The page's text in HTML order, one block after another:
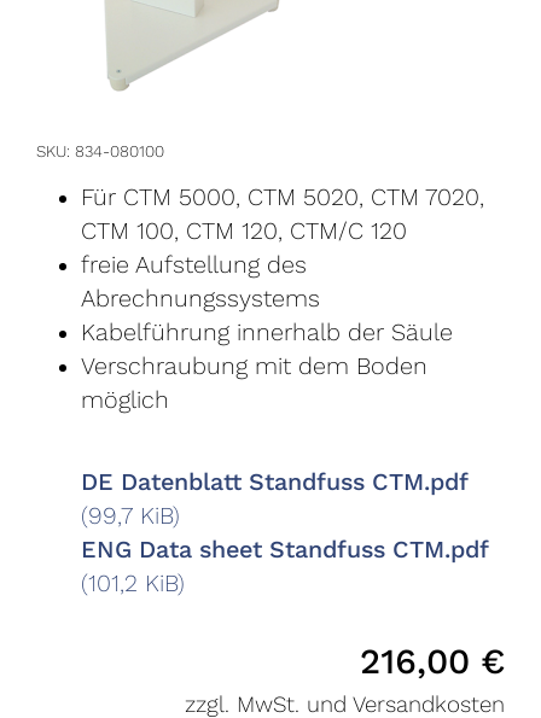
SKU 834-080100
Für CTM 5000, CTM 5020, CTM 7020,
CTM 100, CTM 120, CTM/C 120
freie Aufstellung des
Abrechnungssystems
Kabelführung innerhalb der Säule
Verschraubung mit dem Boden
möglich
DE Datenblatt Standfuss CTM.pdf
(99,7 KiB)
ENG Data sheet Standfuss CTM.pdf
(101,2 KiB)
216,00 €
zzgl. MwSt. und Versandkosten